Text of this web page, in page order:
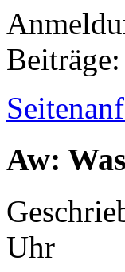
Aw:
Uhr